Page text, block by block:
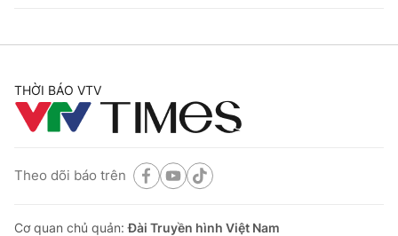
THỜI BÁO VTV
Theo dõi báo trên
Cơ quan chủ quản:Đài Truyền hình Việt Nam